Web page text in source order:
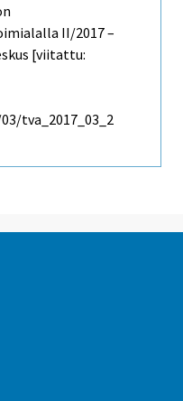
II/2017 –
[viitattu:
tva_2017_03_2